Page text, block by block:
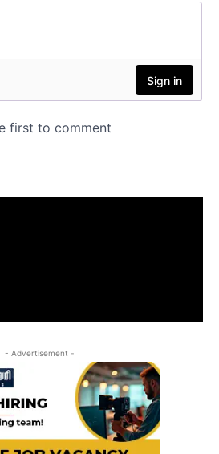
- Advertisement -